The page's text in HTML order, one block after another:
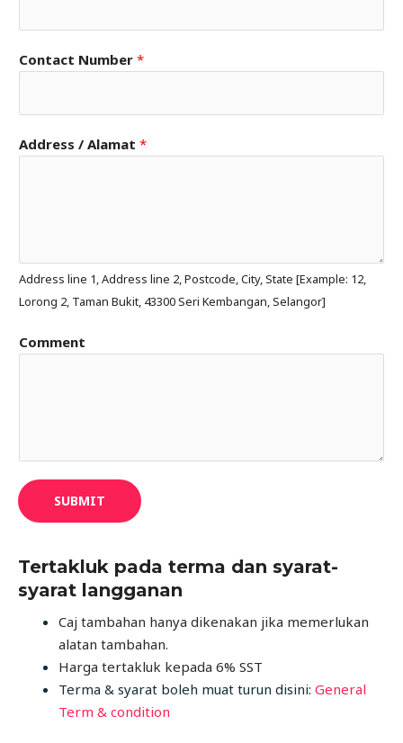
Contact Number *
Address / Alamat *
Address line 1, Address line 2, Postcode, City, State [Example: 12,
Lorong 2, Taman Bukit, 43300 Seri Kembangan, Selangor]
Comment
SUBMIT
Tertakluk pada terma dan syarat-
syarat langganan
Caj tambahan hanya dikenakan jika memerlukan
alatan tambahan.
Harga tertakluk kepada 6% SST
Terma & syarat boleh muat turun disini: General
Term & condition​